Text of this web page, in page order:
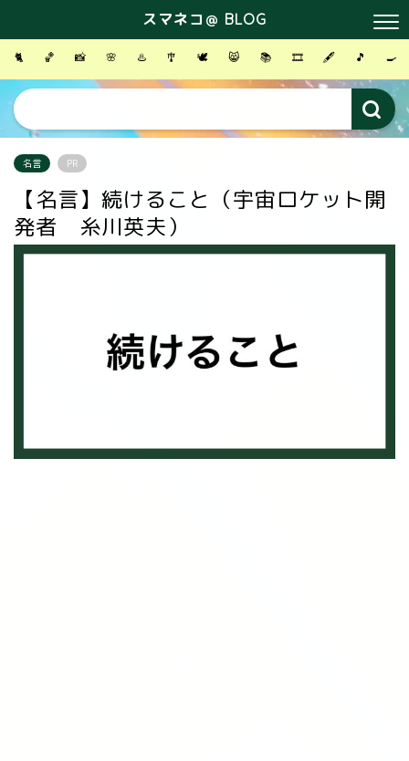
スマネコ＠ BLOG
🐈 🏀 📸 🌸 ♨️ 🎐 🕊 😸 📚 🎞 🖋 🎵 🍳
名言 PR
【名言】続けること（宇宙ロケット開
発者 糸川英夫）